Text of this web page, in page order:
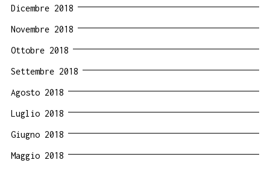
Dicembre 2018
Novembre 2018
Ottobre 2018
Settembre 2018
Agosto 2018
Luglio 2018
Giugno 2018
Maggio 2018